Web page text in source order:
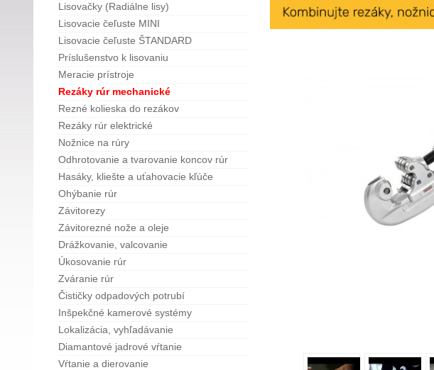
Lisovačky (Radiálne lisy)
Lisovacie čeľuste MINI
Lisovacie čeľuste ŠTANDARD
Príslušenstvo k lisovaniu
Meracie prístroje
Rezáky rúr mechanické
Rezné kolieska do rezákov
Rezáky rúr elektrické
Nožnice na rúry
Odhrotovanie a tvarovanie koncov rúr
Hasáky, kliešte a uťahovacie kľúče
Ohýbanie rúr
Závitorezy
Závitorezné nože a oleje
Drážkovanie, valcovanie
Úkosovanie rúr
Zváranie rúr
Čističky odpadových potrubí
Inšpekčné kamerové systémy
Lokalizácia, vyhľadávanie
Diamantové jadrové vŕtanie
Vŕtanie a dierovanie